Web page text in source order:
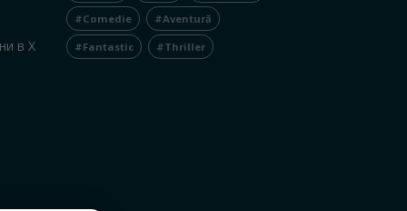
в X
#Comedie #Aventură
#Fantastic #Thriller